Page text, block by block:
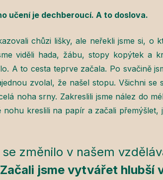
učení je dechberoucí. A to doslova.
chůzi lišky, ale neřekli jsme si, o
viděli hada, žábu, stopy kopýtek a
A to cesta teprve začala. Po svačině
zvolal, že našel stopu. Všichni
noha srny. Zakreslili jsme nález do
nohu kreslili na papír a začali přemýšlet,
se změnilo v našem
Začali jsme vytvářet hlubší